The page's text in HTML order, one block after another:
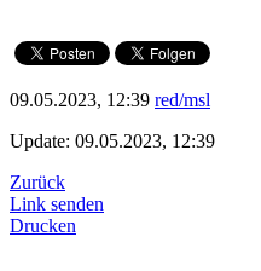
09.05.2023, 12:39 red/msl
Update: 09.05.2023, 12:39
Zurück
Link senden
Drucken